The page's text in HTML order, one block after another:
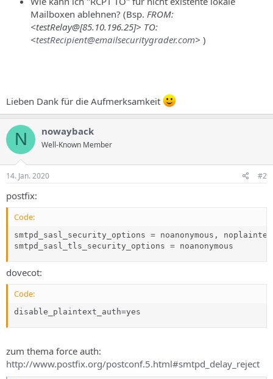
Mailboxen ablehnen? (Bsp. FROM:
<testRelay@[85.10.196.25]> TO:
<testRecipient@emailsecuritygrader.com> )
Lieben Dank für die Aufmerksamkeit
N nowayback
Well-Known Member
14. Jan. 2020 #2
postfix:
Code:
smtpd_sasl_security_options = noanonymous,
smtpd_sasl_tls_security_options = noanonymous
dovecot:
Code:
disable_plaintext_auth=yes
zum thema force auth:
http://www.postfix.org/postconf.5.html#smtpd_delay_reject